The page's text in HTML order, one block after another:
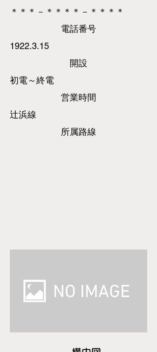
＊＊＊－＊＊＊＊－＊＊＊＊
​電話番号
1922.3.15
​開設
初電～終電
営業時間
辻浜線
所属路線